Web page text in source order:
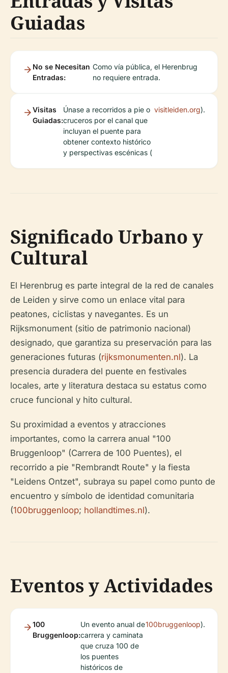
Guiadas
No se Necesitan
Entradas:
Como vía pública, el Herenbrug
no requiere entrada.
Visitas
Guiadas:
Únase a recorridos a pie o
cruceros por el canal que
incluyan el puente para
obtener contexto histórico
y perspectivas escénicas (
visitleiden.org).
Significado Urbano y
Cultural
El Herenbrug es parte integral de la red de canales
de Leiden y sirve como un enlace vital para
peatones, ciclistas y navegantes. Es un
Rijksmonument (sitio de patrimonio nacional)
designado, que garantiza su preservación para las
generaciones futuras (rijksmonumenten.nl). La
presencia duradera del puente en festivales
locales, arte y literatura destaca su estatus como
cruce funcional y hito cultural.
Su proximidad a eventos y atracciones
importantes, como la carrera anual "100
Bruggenloop" (Carrera de 100 Puentes), el
recorrido a pie "Rembrandt Route" y la fiesta
"Leidens Ontzet", subraya su papel como punto de
encuentro y símbolo de identidad comunitaria
(100bruggenloop; hollandtimes.nl).
Eventos y Actividades
100
Bruggenloop:
Un evento anual de
carrera y caminata
que cruza 100 de
los puentes
históricos de
100bruggenloop).